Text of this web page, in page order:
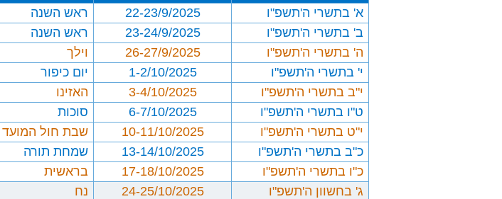
א' בתשרי ה'תשפ"ו 22-23/9/2025 ראש השנה
ב' בתשרי ה'תשפ"ו
23-24/9/2025 ראש השנה
ה' בתשרי ה'תשפ"ו
26-27/9/2025 וילך
י' בתשרי ה'תשפ"ו
1-2/10/2025 יום כיפור
י"ב בתשרי ה'תשפ"ו
3-4/10/2025 האזינו
ט"ו בתשרי ה'תשפ"ו
6-7/10/2025 סוכות
י"ט בתשרי ה'תשפ"ו
10-11/10/2025 שבת חול המועד
כ"ב בתשרי ה'תשפ"ו
13-14/10/2025 שמחת תורה
כ"ו בתשרי ה'תשפ"ו
17-18/10/2025 בראשית
ג' בחשוון ה'תשפ"ו
24-25/10/2025 נח